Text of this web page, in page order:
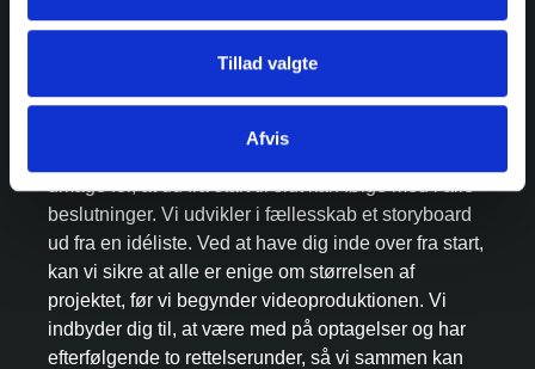
Tillad valgte
Afvis
Fede cases
Når du skal i gang med videoproduktion
- Vores videoprocess
Når vi starter et projekt, sikrer vi os fra starten at du
umage for, at du fra start til slut kan følge med i alle
beslutninger. Vi udvikler i fællesskab et storyboard
ud fra en idéliste. Ved at have dig inde over fra start,
kan vi sikre at alle er enige om størrelsen af
projektet, før vi begynder videoproduktionen. Vi
indbyder dig til, at være med på optagelser og har
efterfølgende to rettelserunder, så vi sammen kan